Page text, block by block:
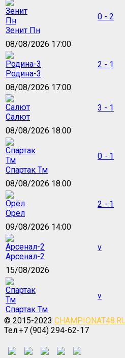
Зенит Пн
0 - 2
08/08/2026 17:00
Родина-3
2 - 1
08/08/2026 17:00
Салют
3 - 1
08/08/2026 18:00
Спартак Тм
0 - 1
08/08/2026 18:00
Орёл
2 - 1
09/08/2026 14:00
Арсенал-2
v
15/08/2026
Спартак Тм
v
© 2015-2023
Тел.+7 (904) 294-62-17